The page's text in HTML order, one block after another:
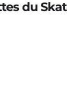
soir